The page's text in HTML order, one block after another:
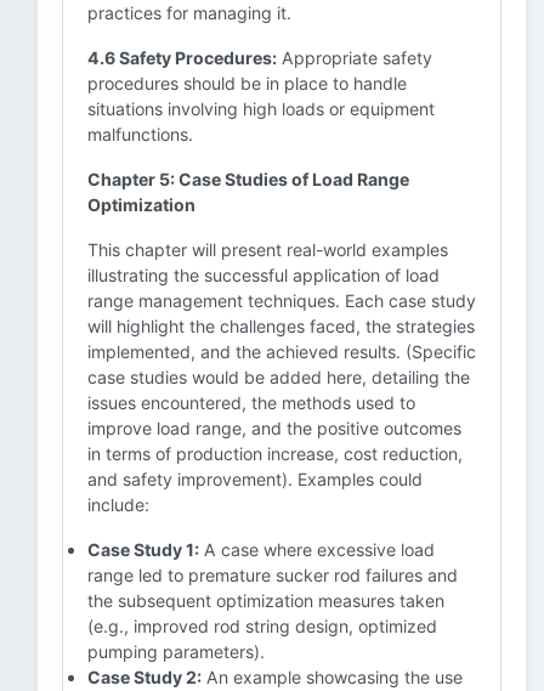
practices for managing it.
4.6 Safety Procedures: Appropriate safety
procedures should be in place to handle
situations involving high loads or equipment
malfunctions.
Chapter 5: Case Studies of Load Range
Optimization
This chapter will present real-world examples
illustrating the successful application of load
range management techniques. Each case study
will highlight the challenges faced, the strategies
implemented, and the achieved results. (Specific
case studies would be added here, detailing the
issues encountered, the methods used to
improve load range, and the positive outcomes
in terms of production increase, cost reduction,
and safety improvement). Examples could
include:
Case Study 1: A case where excessive load
range led to premature sucker rod failures and
the subsequent optimization measures taken
(e.g., improved rod string design, optimized
pumping parameters).
Case Study 2: An example showcasing the use